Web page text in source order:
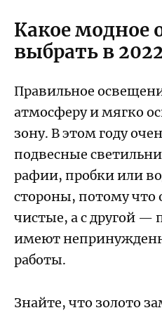
Какое модное
выбрать в
Правильное
атмосферу и мягко
зону. В этом году
подвесные
рафии, пробки или
стороны, потому что
чистые, а с другой —
имеют
работы.
Знайте, что золото